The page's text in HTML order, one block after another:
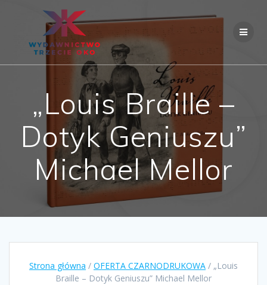
to
„Louis Braille –
Dotyk Geniuszu”
Michael Mellor
Strona główna / OFERTA CZARNODRUKOWA / „Louis
Braille – Dotyk Geniuszu” Michael Mellor